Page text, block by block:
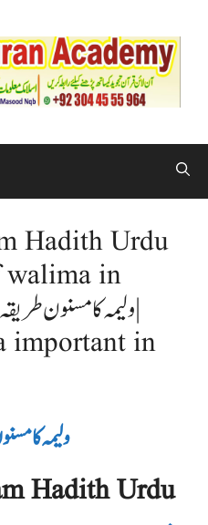
Hadith Urdu
walima in
important in
ولیمہ کا
Hadith Urdu